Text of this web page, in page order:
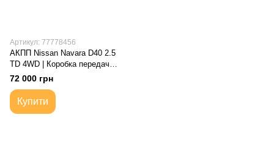
Артикул: 77778456
АКПП Nissan Navara D40 2.5
TD 4WD | Коробка передач
автоматична
72 000 грн
Купити